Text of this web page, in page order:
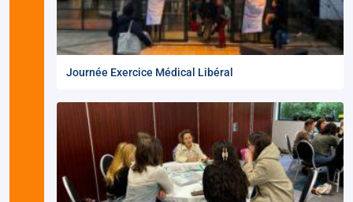
Journée Exercice Médical Libéral